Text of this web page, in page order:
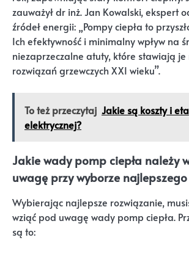
zauważył dr inż. Jan Kowalski, ekspert
źródeł energii: „Pompy ciepła to
Ich efektywność i minimalny wpływ na
niezaprzeczalne atuty, które stawiają je
rozwiązań grzewczych XXI wieku”.
To też przeczytaj Jakie są koszty i
elektrycznej?
Jakie wady pomp ciepła należy
uwagę przy wyborze
Wybierając najlepsze rozwiązanie,
wziąć pod uwagę wady pomp ciepła.
są to: